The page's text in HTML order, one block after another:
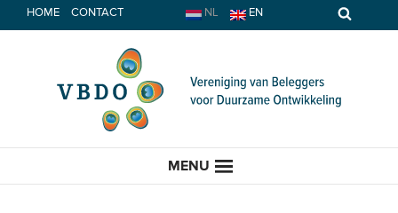
Spring
naar
HOME CONTACT NL EN
MENU